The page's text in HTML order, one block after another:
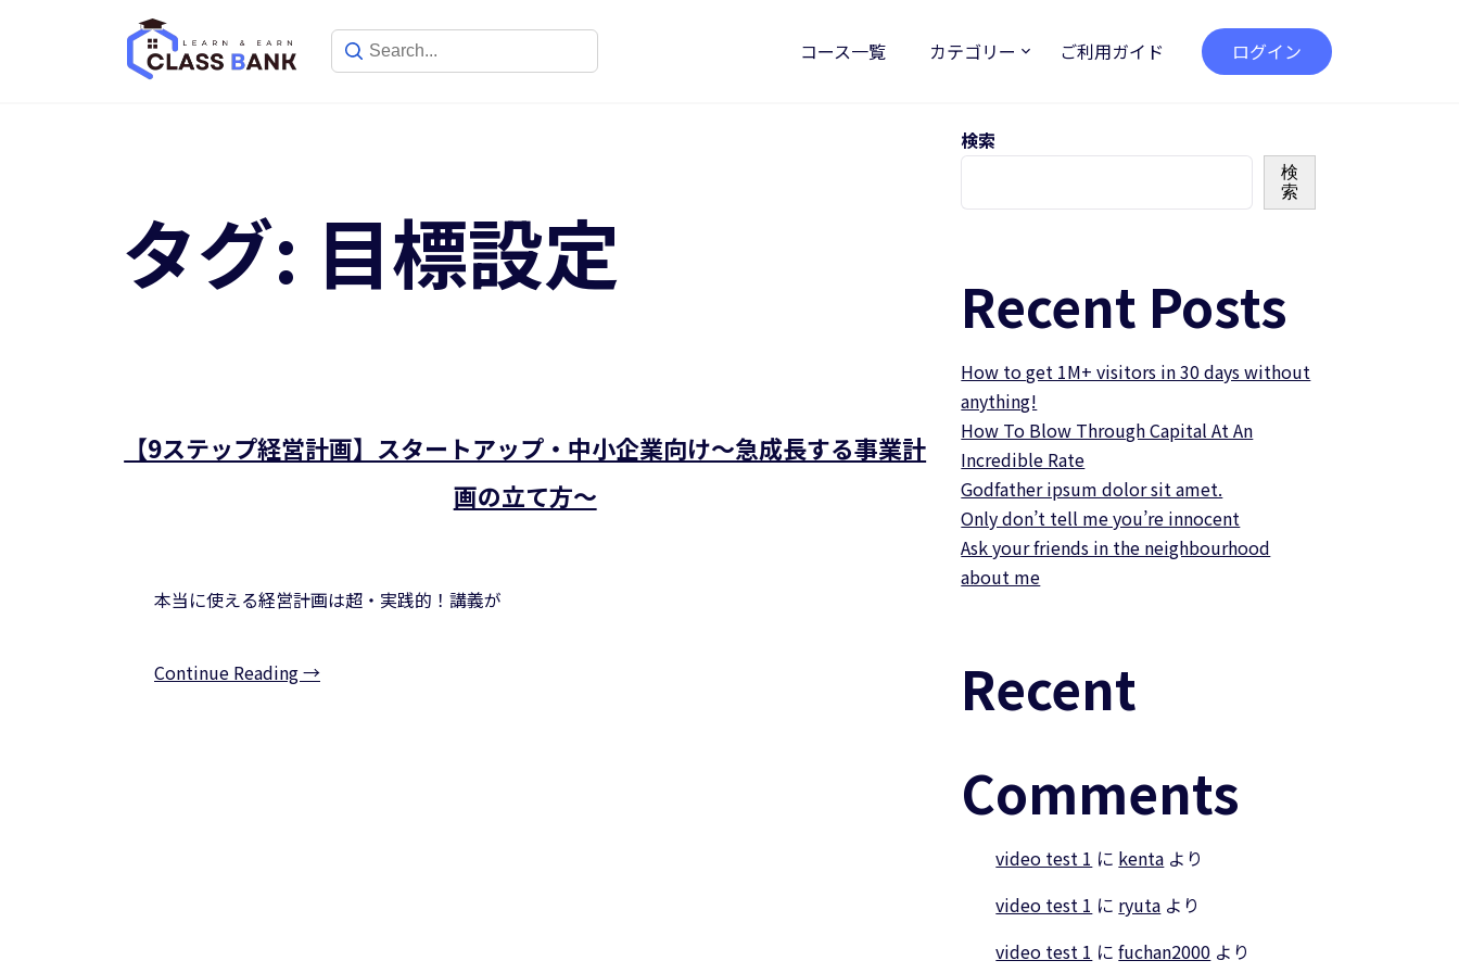
コース一覧 カテゴリー ご利用ガイド ログイン
タグ: 目標設定
【9ステップ経営計画】スタートアップ・中小企業向け～急成長する事業計
画の立て方～
本当に使える経営計画は超・実践的！講義が
Continue Reading →
検索
検
索
Recent Posts
How to get 1M+ visitors in 30 days without
anything!
How To Blow Through Capital At An
Incredible Rate
Godfather ipsum dolor sit amet.
Only don’t tell me you’re innocent
Ask your friends in the neighbourhood
about me
Recent
Comments
video test 1 に kenta より
video test 1 に ryuta より
video test 1 にfuchan2000 より